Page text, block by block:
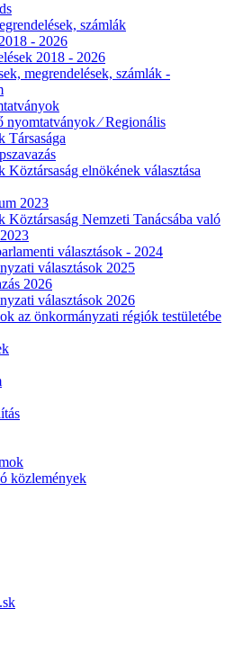
számlák
- 2026
2018 - 2026
megrendelések, számlák -
nyomtatványok ⁄ Regionális
Társasága
Köztársaság elnökének választása
2023
Köztársaság Nemzeti Tanácsába való
választások - 2024
választások 2025
2026
választások 2026
az önkormányzati régiók testületébe
közlemények